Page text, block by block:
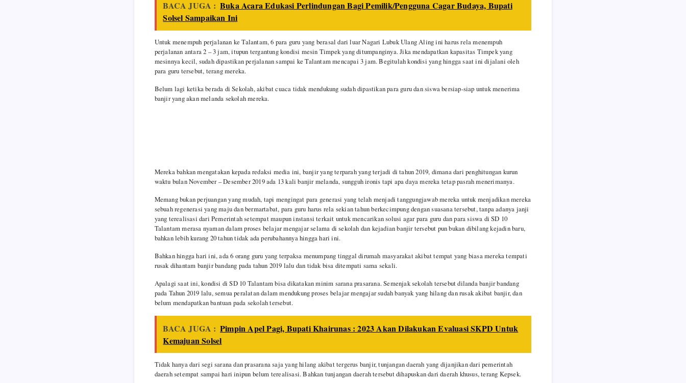
BACA JUGA : Buka Acara Edukasi Perlindungan Bagi Pemilik/Pengguna Cagar Budaya, Bupati
Solsel Sampaikan Ini
Untuk menempuh perjalanan ke Talantam, 6 para guru yang berasal dari luar Nagari Lubuk Ulang Aling ini harus rela menempuh
perjalanan antara 2 – 3 jam, itupun tergantung kondisi mesin Timpek yang ditumpanginya. Jika mendapatkan kapasitas Timpek yang
mesinnya kecil, sudah dipastikan perjalanan sampai ke Talantam mencapai 3 jam. Begitulah kondisi yang hingga saat ini dijalani oleh
para guru tersebut, terang mereka.
Belum lagi ketika berada di Sekolah, akibat cuaca tidak mendukung sudah dipastikan para guru dan siswa bersiap-siap untuk menerima
banjir yang akan melanda sekolah mereka.
Mereka bahkan mengatakan kepada redaksi media ini, banjir yang terparah yang terjadi di tahun 2019, dimana dari penghitungan kurun
waktu bulan November – Desember 2019 ada 13 kali banjir melanda, sungguh ironis tapi apa daya mereka tetap pasrah menerimanya.
Memang bukan perjuangan yang mudah, tapi mengingat para generasi yang telah menjadi tanggungjawab mereka untuk menjadikan mereka
sebuah regenerasi yang maju dan bermartabat, para guru harus rela sekian tahun berkecimpung dengan suasana tersebut, tanpa adanya janji
yang terealisasi dari Pemerintah setempat maupun instansi terkait untuk mencarikan solusi agar para guru dan para siswa di SD 10
Talantam merasa nyaman dalam proses belajar mengajar selama di sekolah dan kejadian banjir tersebut pun bukan dibilang kejadin baru,
bahkan lebih kurang 20 tahun tidak ada perubahannya hingga hari ini.
Bahkan hingga hari ini, ada 6 orang guru yang terpaksa menumpang tinggal dirumah masyarakat akibat tempat yang biasa mereka tempati
rusak dihantam banjir bandang pada tahun 2019 lalu dan tidak bisa ditempati sama sekali.
Apalagi saat ini, kondisi di SD 10 Talantam bisa dikatakan minim sarana prasarana. Semenjak sekolah tersebut dilanda banjir bandang
pada Tahun 2019 lalu, semua peralatan dalam mendukung proses belajar mengajar sudah banyak yang hilang dan rusak akibat banjir, dan
belum mendapatkan bantuan pada sekolah tersebut.
BACA JUGA : Pimpin Apel Pagi, Bupati Khairunas : 2023 Akan Dilakukan Evaluasi SKPD Untuk
Kemajuan Solsel
Tidak hanya dari segi sarana dan prasarana saja yang hilang akibat tergerus banjir, tunjangan daerah yang dijanjikan dari pemerintah
daerah setempat sampai hari inipun belum terealisasi. Bahkan tunjangan daerah tersebut dihapuskan dari daerah khusus, terang Kepsek.